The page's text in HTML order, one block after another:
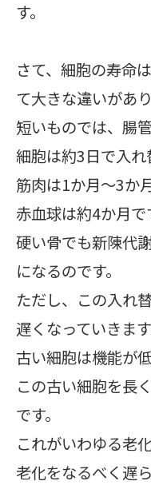
す。
さて、細胞の寿命
て大きな違いがあり
短いものでは、腸
細胞は約3日で入れ
筋肉は1か月～3か
赤血球は約4か月で
硬い骨でも新陳代
になるのです。
ただし、この入れ
遅くなっていきます
古い細胞は機能が
この古い細胞を長
です。
これがいわゆる老
老化をなるべく遅